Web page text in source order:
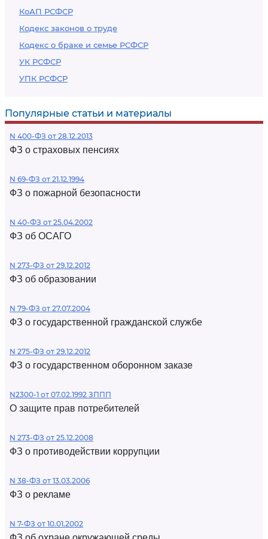
КоАП РСФСР
Кодекс законов о труде
Кодекс о браке и семье РСФСР
УК РСФСР
УПК РСФСР
Популярные статьи и материалы
N 400-ФЗ от 28.12.2013
ФЗ о страховых пенсиях
N 69-ФЗ от 21.12.1994
ФЗ о пожарной безопасности
N 40-ФЗ от 25.04.2002
ФЗ об ОСАГО
N 273-ФЗ от 29.12.2012
ФЗ об образовании
N 79-ФЗ от 27.07.2004
ФЗ о государственной гражданской службе
N 275-ФЗ от 29.12.2012
ФЗ о государственном оборонном заказе
N2300-1 от 07.02.1992 ЗППП
О защите прав потребителей
N 273-ФЗ от 25.12.2008
ФЗ о противодействии коррупции
N 38-ФЗ от 13.03.2006
ФЗ о рекламе
N 7-ФЗ от 10.01.2002